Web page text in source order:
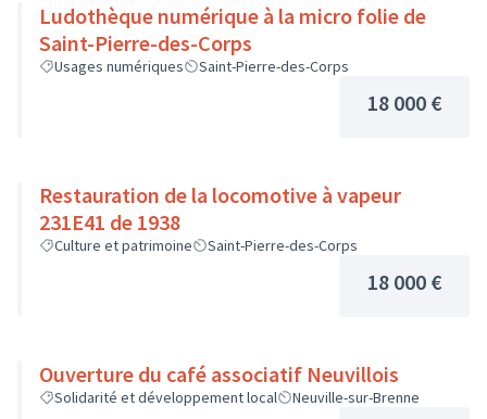
Ludothèque numérique à la micro folie de
Saint-Pierre-des-Corps
Usages numériques Saint-Pierre-des-Corps
18 000 €
Restauration de la locomotive à vapeur
231E41 de 1938
Culture et patrimoine Saint-Pierre-des-Corps
18 000 €
Ouverture du café associatif Neuvillois
Solidarité et développement local Neuville-sur-Brenne